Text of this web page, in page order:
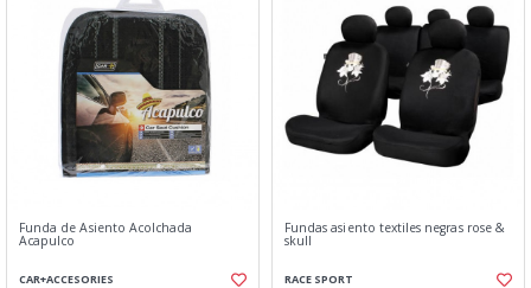
Funda de Asiento Acolchada
Acapulco
CAR+ACCESORIES
Fundas asiento textiles negras rose &
skull
RACE SPORT